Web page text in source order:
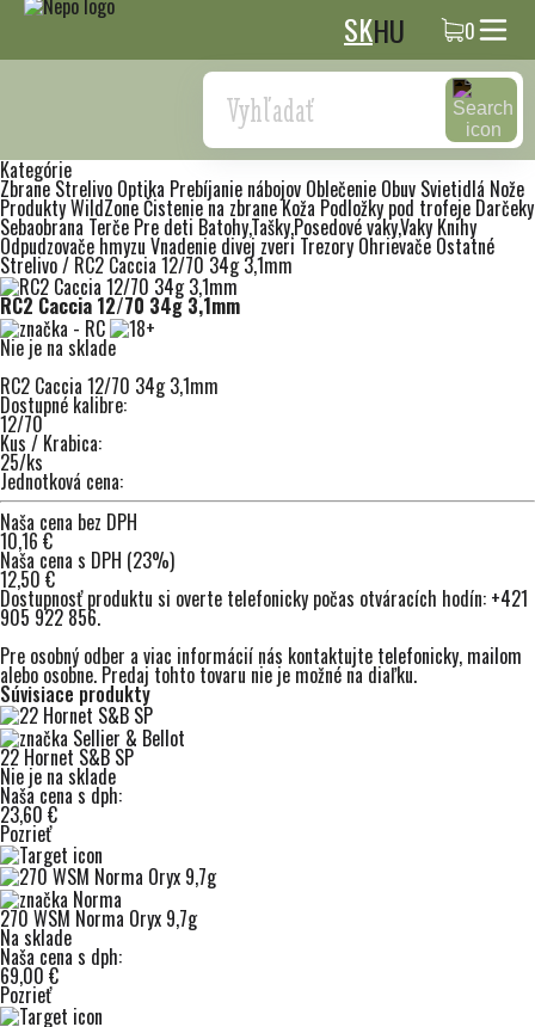
SKHU 0
Search
Kategórie
Zbrane Strelivo Optika Prebíjanie nábojov Oblečenie Obuv Svietidlá Nože
Produkty WildZoneČistenie na zbraneKoža Podložky pod trofeje Darčeky
Sebaobrana Terče Pre deti Batohy,Tašky,Posedové vaky,Vaky Knihy
Odpudzovače hmyzu Vnadenie divej zveri Trezory Ohrievače Ostatné
Strelivo/ RC2 Caccia 12/70 34g 3,1mm
RC2 Caccia 12/70 34g 3,1mm
Nie je na sklade
RC2 Caccia 12/70 34g 3,1mm
Dostupné kalibre:
12/70
Kus / Krabica:
25/ks
Jednotková cena:
Naša cena bez DPH
10,16 €
Naša cena s DPH (23%)
12,50 €
Dostupnosť produktu si overte telefonicky počas otváracích hodín: +421
905 922 856.
Pre osobný odber a viac informácií nás kontaktujte telefonicky, mailom
alebo osobne. Predaj tohto tovaru nie je možné na diaľku.
Súvisiace produkty
22 Hornet S&B SP
Nie je na sklade
Naša cena s dph:
23,60 €
Pozrieť
270 WSM Norma Oryx 9,7g
Na sklade
Naša cena s dph:
69,00 €
Pozrieť